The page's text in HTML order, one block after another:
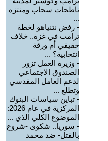
ناطحات سحاب ومنتزه
...
- رفض نتنياهو لخطة
ترامب في غزة.. خلاف
حقيقي أم ورقة
انتخابية؟ ...
- وزيرة العمل تزور
الصندوق الاجتماعي
لدعم العامل المقدسي
وتطلع ...
- تباين سياسات البنوك
المركزية في عام 2026:
الموضوع الكلي الذي ...
- سوريا.. شكوى -شروع
بالقتل- ضد محمد